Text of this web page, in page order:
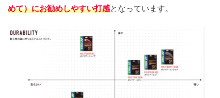
めて）にお勧めしやすい打感となっています。